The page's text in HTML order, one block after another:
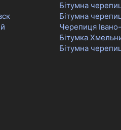
Бітумна
Бітумна
Черепиця
Бітумка
Бітумна